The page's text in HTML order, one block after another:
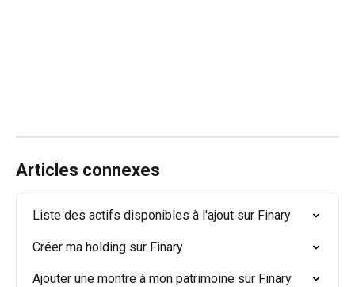
Articles connexes
Liste des actifs disponibles à l'ajout sur Finary
Créer ma holding sur Finary
Ajouter une montre à mon patrimoine sur Finary